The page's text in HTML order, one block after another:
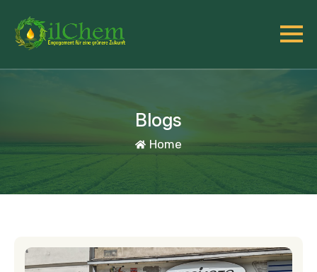
Blogs
Home